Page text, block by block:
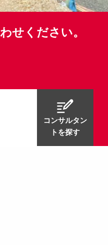
せください。
コンサルタン
トを探す